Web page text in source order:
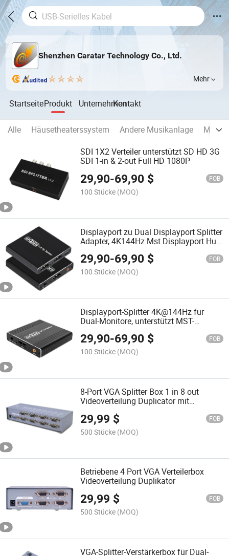
Shenzhen Caratar Technology Co., Ltd.
Mehr
StartseiteProdukt UnternehmenKontakt
Alle Häusetheaterssystem Andere Musikanlage
SDI 1X2 Verteiler unterstützt SD HD 3G
SDI 1-in & 2-out Full HD 1080P
29,90-69,90 $ FOB
100 Stücke (MOQ)
Displayport zu Dual Displayport Splitter
Adapter, 4K144Hz Mst Displayport Hub
1 in 2 out Dp1.4 Display Port Splitter
29,90-69,90 $ FOB
100 Stücke (MOQ)
Displayport-Splitter 4K@144Hz für
Dual-Monitore, unterstützt MST-
29,90-69,90 $ FOB
100 Stücke (MOQ)
8-Port VGA Splitter Box 1 in 8 out
Videoverteilung Duplicator mit
1 PC zu mehreren Monitoren Marke:
Dtech
29,99 $ FOB
500 Stücke (MOQ)
Betriebene 4 Port VGA Verteilerbox
Videoverteilung Duplikator
29,99 $ FOB
500 Stücke (MOQ)
VGA-Splitter-Verstärkerbox für Dual-